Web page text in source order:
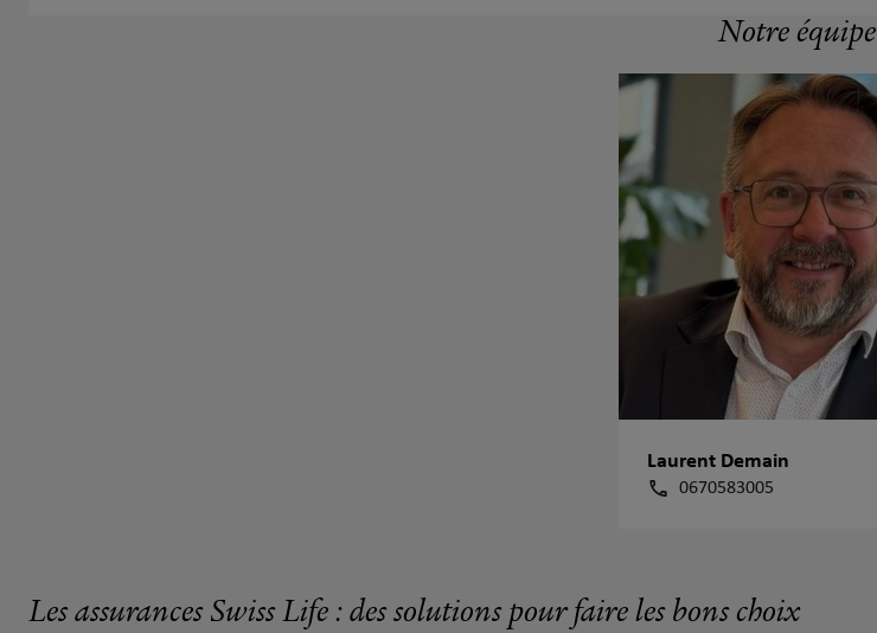
Notre équipe
Laurent Demain
0670583005
Les assurances Swiss Life : des solutions pour faire les bons choix